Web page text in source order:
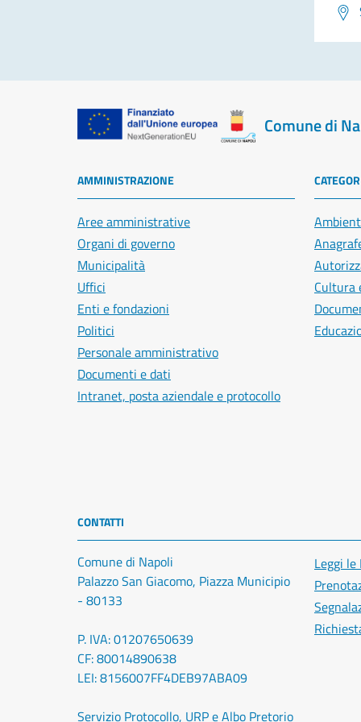
Comune di
AMMINISTRAZIONE
Aree amministrative
Organi di governo
Municipalità
Uffici
Enti e fondazioni
Politici
Personale amministrativo
Documenti e dati
Intranet, posta aziendale e protocollo
Cultura
CONTATTI
Comune di Napoli
Palazzo San Giacomo, Piazza Municipio
- 80133
P. IVA: 01207650639
CF: 80014890638
LEI: 8156007FF4DEB97ABA09
Servizio Protocollo, URP e Albo Pretorio
Leggi le